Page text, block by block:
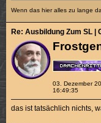
Wenn das hier alles zu lange
03. Dezember
16:49:35
Re: Ausbildung Zum SL |
das ist tatsächlich nichts,